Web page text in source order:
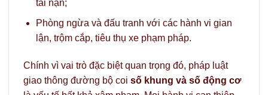
tai nạn;
Phòng ngừa và đấu tranh với các hành vi gian
lận, trộm cắp, tiêu thụ xe phạm pháp.
Chính vì vai trò đặc biệt quan trọng đó, pháp luật
giao thông đường bộ coi số khung và số động cơ